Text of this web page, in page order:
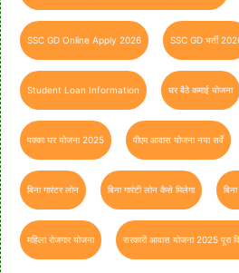
SSC GD Online Apply 2026 SSC GD भर्ती
Student Loan Information घर बैठे कमाई योजना
पक्का घर योजना 2025 पीएम आवास योजना नया सर्वे
बिना गारंटर लोन बिना गारंटी लोन कैसे मिलेगा
महिला रोजगार योजना सरकारी आवास योजना 2025 पूरा